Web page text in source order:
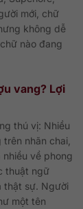
mới, chữ
không dễ
nào đang
vang? Lợi
thú vị: Nhiều
nhãn chai,
về phong
thuật ngữ
thật sự. Người
một tên